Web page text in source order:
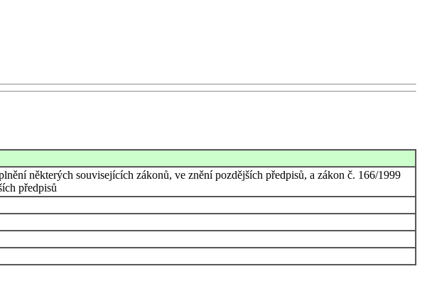
některých souvisejících zákonů, ve znění pozdějších předpisů, a zákon č. 166/1999
předpisů